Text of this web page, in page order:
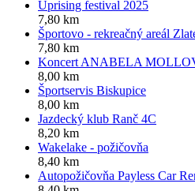
Uprising festival 2025
7,80 km
Športovo - rekreačný areál
7,80 km
Koncert ANABELA
8,00 km
Športservis Biskupice
8,00 km
Jazdecký klub Ranč 4C
8,20 km
Wakelake - požičovňa
8,40 km
Autopožičovňa Payless Car